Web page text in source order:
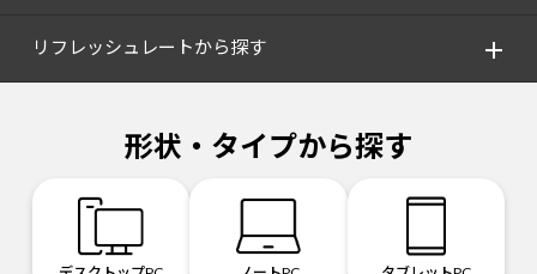
リフレッシュレートから探す
形状・タイプから探す